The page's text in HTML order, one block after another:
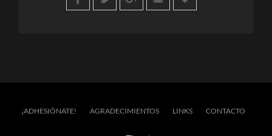
¡ADHESIÓNATE! AGRADECIMIENTOS LINKS CONTACTO